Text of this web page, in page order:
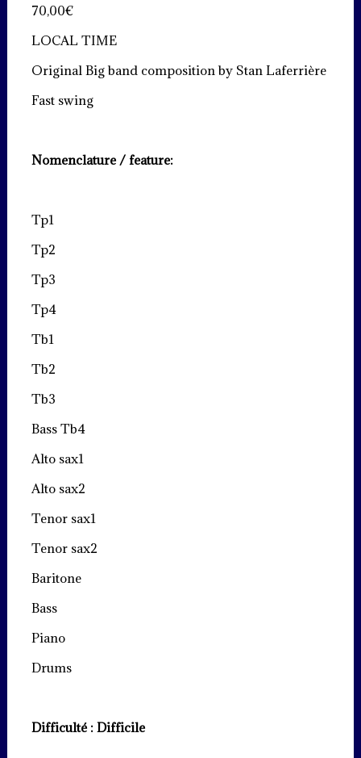
70,00€
LOCAL TIME
Original Big band composition by Stan Laferrière
Fast swing
Nomenclature / feature:
Tp1
Tp2
Tp3
Tp4
Tb1
Tb2
Tb3
Bass Tb4
Alto sax1
Alto sax2
Tenor sax1
Tenor sax2
Baritone
Bass
Piano
Drums
Difficulté : Difficile